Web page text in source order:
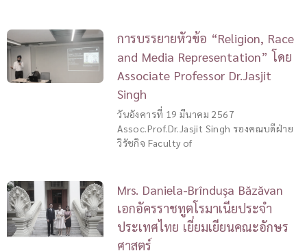
การบรรยายหัวข้อ “Religion, Race
and Media Representation” โดย
Associate Professor Dr.Jasjit
Singh
วันอังคารที่ 19 มีนาคม 2567
Assoc.Prof.Dr.Jasjit Singh รองคณบดีฝ่าย
วิรัชกิจ Faculty of
Mrs. Daniela-Brînduşa Băzăvan
เอกอัครราชทูตโรมาเนียประจำ
ประเทศไทย เยี่ยมเยียนคณะอักษร
ศาสตร์